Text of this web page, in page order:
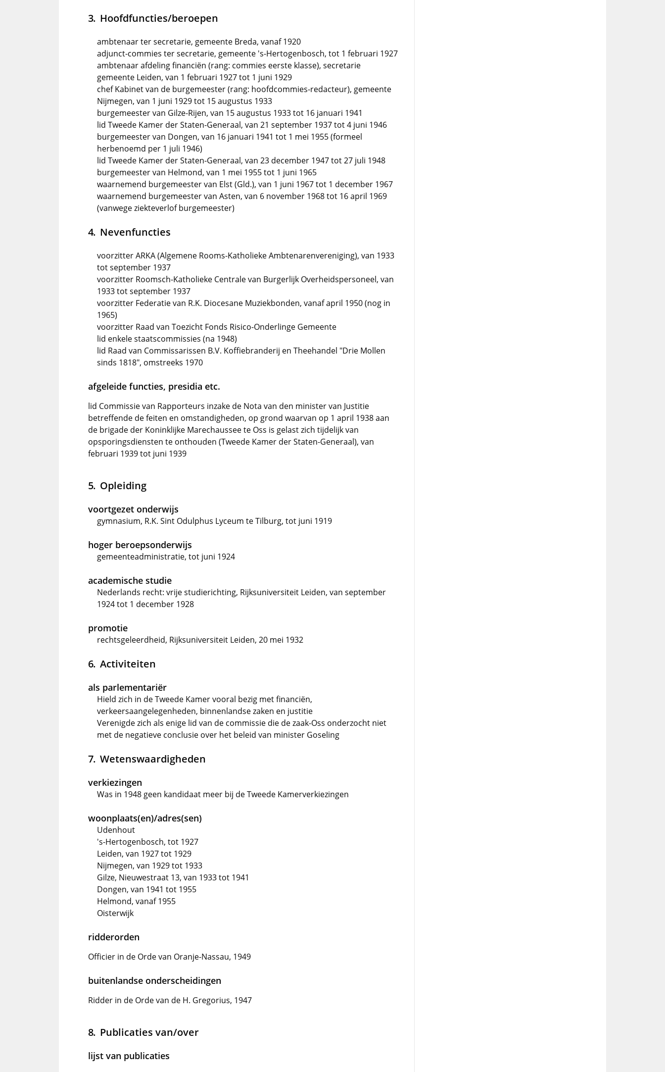
Hoofdfuncties/beroepen
ambtenaar ter secretarie, gemeente Breda, vanaf 1920
adjunct-commies ter secretarie, gemeente 's-Hertogenbosch, tot 1 februari 1927
ambtenaar afdeling financiën (rang: commies eerste klasse), secretarie
gemeente Leiden, van 1 februari 1927 tot 1 juni 1929
chef Kabinet van de burgemeester (rang: hoofdcommies-redacteur), gemeente
Nijmegen, van 1 juni 1929 tot 15 augustus 1933
burgemeester van Gilze-Rijen, van 15 augustus 1933 tot 16 januari 1941
lid Tweede Kamer der Staten-Generaal, van 21 september 1937 tot 4 juni 1946
burgemeester van Dongen, van 16 januari 1941 tot 1 mei 1955 (formeel
herbenoemd per 1 juli 1946)
lid Tweede Kamer der Staten-Generaal, van 23 december 1947 tot 27 juli 1948
burgemeester van Helmond, van 1 mei 1955 tot 1 juni 1965
waarnemend burgemeester van Elst (Gld.), van 1 juni 1967 tot 1 december 1967
waarnemend burgemeester van Asten, van 6 november 1968 tot 16 april 1969
(vanwege ziekteverlof burgemeester)
Nevenfuncties
voorzitter ARKA (Algemene Rooms-Katholieke Ambtenarenvereniging), van 1933
tot september 1937
voorzitter Roomsch-Katholieke Centrale van Burgerlijk Overheidspersoneel, van
1933 tot september 1937
voorzitter Federatie van R.K. Diocesane Muziekbonden, vanaf april 1950 (nog in
1965)
voorzitter Raad van Toezicht Fonds Risico-Onderlinge Gemeente
lid enkele staatscommissies (na 1948)
lid Raad van Commissarissen B.V. Koffiebranderij en Theehandel "Drie Mollen
sinds 1818", omstreeks 1970
afgeleide functies, presidia etc.
lid Commissie van Rapporteurs inzake de Nota van den minister van Justitie
betreffende de feiten en omstandigheden, op grond waarvan op 1 april 1938 aan
de brigade der Koninklijke Marechaussee te Oss is gelast zich tijdelijk van
opsporingsdiensten te onthouden (Tweede Kamer der Staten-Generaal), van
februari 1939 tot juni 1939
Opleiding
voortgezet onderwijs
gymnasium, R.K. Sint Odulphus Lyceum te Tilburg, tot juni 1919
hoger beroepsonderwijs
gemeenteadministratie, tot juni 1924
academische studie
Nederlands recht: vrije studierichting, Rijksuniversiteit Leiden, van september
1924 tot 1 december 1928
promotie
rechtsgeleerdheid, Rijksuniversiteit Leiden, 20 mei 1932
Activiteiten
als parlementariër
Hield zich in de Tweede Kamer vooral bezig met financiën,
verkeersaangelegenheden, binnenlandse zaken en justitie
Verenigde zich als enige lid van de commissie die de zaak-Oss onderzocht niet
met de negatieve conclusie over het beleid van minister Goseling
Wetenswaardigheden
verkiezingen
Was in 1948 geen kandidaat meer bij de Tweede Kamerverkiezingen
woonplaats(en)/adres(sen)
Udenhout
's-Hertogenbosch, tot 1927
Leiden, van 1927 tot 1929
Nijmegen, van 1929 tot 1933
Gilze, Nieuwestraat 13, van 1933 tot 1941
Dongen, van 1941 tot 1955
Helmond, vanaf 1955
Oisterwijk
ridderorden
Officier in de Orde van Oranje-Nassau, 1949
buitenlandse onderscheidingen
Ridder in de Orde van de H. Gregorius, 1947
Publicaties van/over
lijst van publicaties